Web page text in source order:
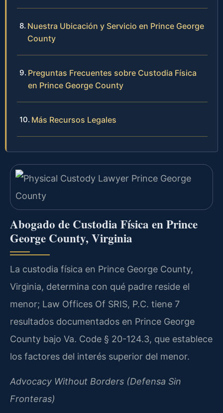
Nuestra Ubicación y Servicio en Prince George
County
Preguntas Frecuentes sobre Custodia Física
en Prince George County
Más Recursos Legales
Abogado de Custodia Física en Prince
George County, Virginia
La custodia física en Prince George County,
Virginia, determina con qué padre reside el
menor; Law Offices Of SRIS, P.C. tiene 7
resultados documentados en Prince George
County bajo Va. Code § 20-124.3, que establece
los factores del interés superior del menor.
Advocacy Without Borders (Defensa Sin
Fronteras)